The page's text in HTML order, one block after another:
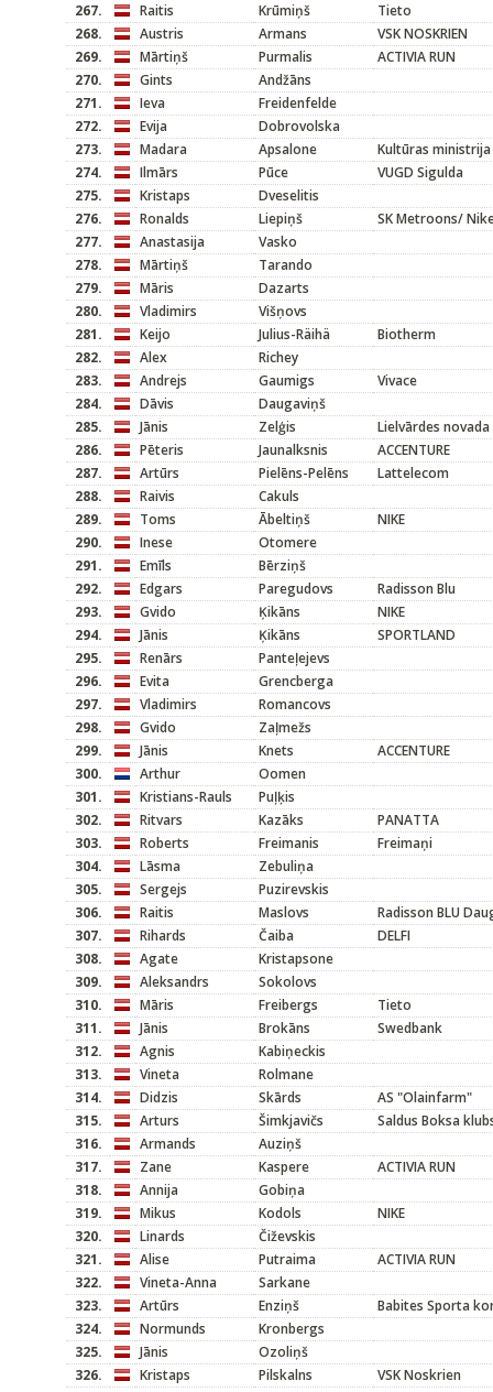
267.
Raitis Krūmiņš
Tieto
268.
Austris Armans
VSK NOSKRIEN
269.
Mārtiņš Purmalis
ACTIVIA RUN
270.
Gints
Andžāns
271.
Ieva
Freidenfelde
272.
Evija
Dobrovolska
273.
Madara Apsalone
Kultūras ministrija
274.
Ilmārs Pūce
VUGD Sigulda
275.
Kristaps
Dveselitis
276.
Ronalds Liepiņš
SK Metroons/
277.
Anastasija
Vasko
278.
Mārtiņš
Tarando
279.
Māris
Dazarts
280.
Vladimirs
Višņovs
281.
Keijo Julius-Räihä
Biotherm
282.
Alex
Richey
283.
Andrejs Gaumigs
Vivace
284.
Dāvis
Daugaviņš
285.
Jānis Zelģis
Lielvārdes
286.
Pēteris Jaunalksnis
ACCENTURE
287.
Artūrs Pielēns-Pelēns
Lattelecom
288.
Raivis
Cakuls
289.
Toms Ābeltiņš
NIKE
290.
Inese
Otomere
291.
Emīls
Bērziņš
292.
Edgars Paregudovs
Radisson Blu
293.
Gvido Ķikāns
NIKE
294.
Jānis Ķikāns
SPORTLAND
295.
Renārs
Panteļejevs
296.
Evita
Grencberga
297.
Vladimirs
Romancovs
298.
Gvido
Zaļmežs
299.
Jānis Knets
ACCENTURE
300.
Arthur
Oomen
301.
Kristians-Rauls
Puļķis
302.
Ritvars Kazāks
PANATTA
303.
Roberts Freimanis
Freimaņi
304.
Lāsma
Zebuliņa
305.
Sergejs
Puzirevskis
306.
Raitis Maslovs
Radisson BLU
307.
Rihards Čaiba
DELFI
308.
Agate
Kristapsone
309.
Aleksandrs
Sokolovs
310.
Māris Freibergs
Tieto
311.
Jānis Brokāns
Swedbank
312.
Agnis
Kabiņeckis
313.
Vineta
Rolmane
314.
Didzis Skārds
AS "Olainfarm"
315.
Arturs Šimkjavičs
Saldus Boksa
316.
Armands
Auziņš
317.
Zane Kaspere
ACTIVIA RUN
318.
Annija
Gobiņa
319.
Mikus Kodols
NIKE
320.
Linards
Čiževskis
321.
Alise Putraima
ACTIVIA RUN
322.
Vineta-Anna
Sarkane
323.
Artūrs Enziņš
Babites Sporta
324.
Normunds
Kronbergs
325.
Jānis
Ozoliņš
326.
Kristaps Pilskalns
VSK Noskrien